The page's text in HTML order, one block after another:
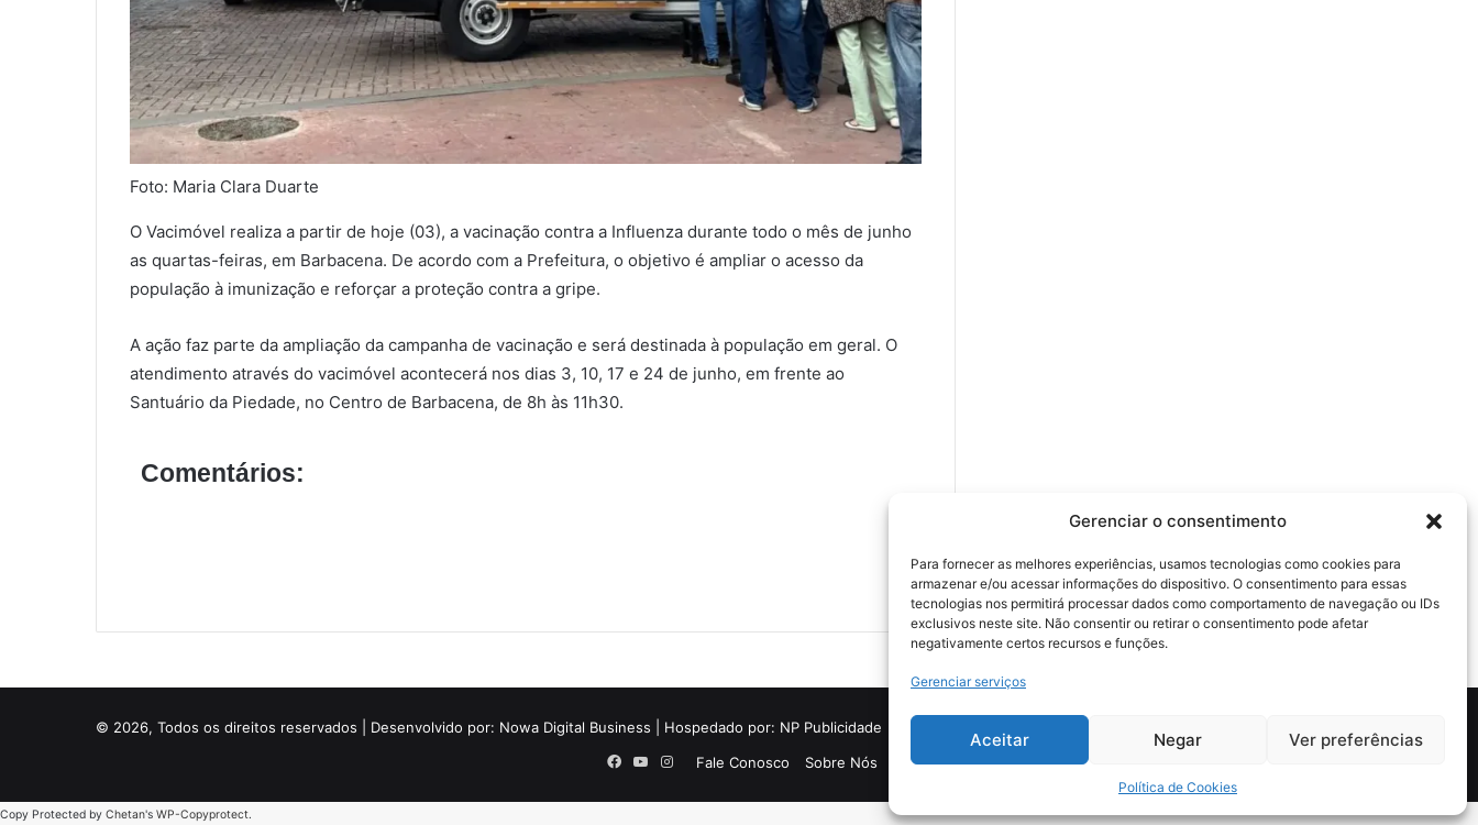
Gerenciar o consentimento
Para fornecer as melhores experiências, usamos tecnologias como cookies para
armazenar e/ou acessar informações do dispositivo. O consentimento para essas
tecnologias nos permitirá processar dados como comportamento de navegação ou IDs
exclusivos neste site. Não consentir ou retirar o consentimento pode afetar
negativamente certos recursos e funções.
Gerenciar serviços
Aceitar Negar Ver preferências
Política de Cookies
Foto: Maria Clara Duarte
O Vacimóvel realiza a partir de hoje (03), a vacinação contra a Influenza durante todo o mês de junho
as quartas-feiras, em Barbacena. De acordo com a Prefeitura, o objetivo é ampliar o acesso da
população à imunização e reforçar a proteção contra a gripe.
A ação faz parte da ampliação da campanha de vacinação e será destinada à população em geral. O
atendimento através do vacimóvel acontecerá nos dias 3, 10, 17 e 24 de junho, em frente ao
Santuário da Piedade, no Centro de Barbacena, de 8h às 11h30.
Comentários:
© 2026, Todos os direitos reservados | Desenvolvido por: Nowa Digital Business | Hospedado por: NP Publicidade
Fale Conosco
Sobre Nós Equipe Política de Segurança e Privacidade
Facebook
YouTube
Instagram
Copy Protected by Chetan's WP-Copyprotect.